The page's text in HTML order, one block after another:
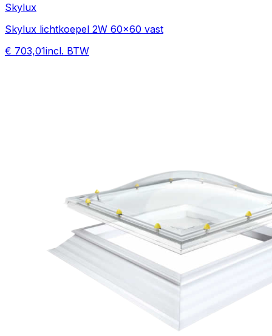
Skylux
Skylux lichtkoepel 2W 60x60 vast
€ 703,01incl. BTW